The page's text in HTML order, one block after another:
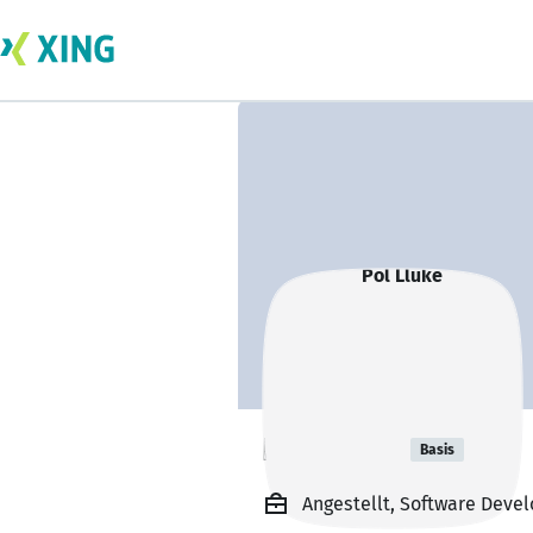
Pol Lluke Basis
Angestellt, Software